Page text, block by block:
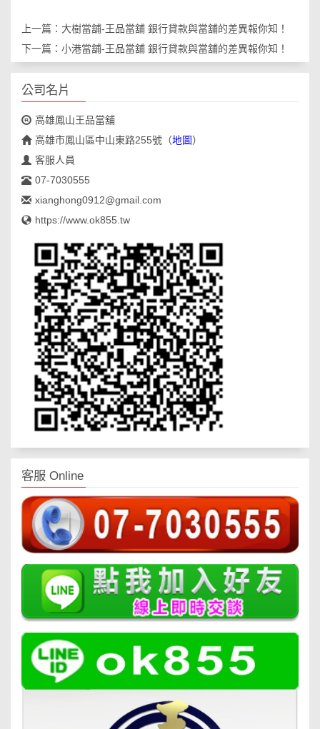
上一篇： 大樹當舖-王品當舖 銀行貸款與當舖的差異報你知！
下一篇： 小港當舖-王品當舖 銀行貸款與當舖的差異報你知！
公司名片
高雄鳳山王品當舖
高雄市鳳山區中山東路255號 （地圖）
客服人員
07-7030555
xianghong0912@gmail.com
https://www.ok855.tw
客服 Online